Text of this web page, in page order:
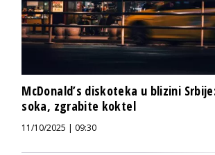
McDonald’s diskoteka u blizini
soka, zgrabite koktel
11/10/2025 | 09:30